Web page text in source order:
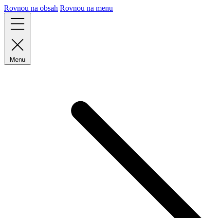
Rovnou na obsah Rovnou na menu
Menu